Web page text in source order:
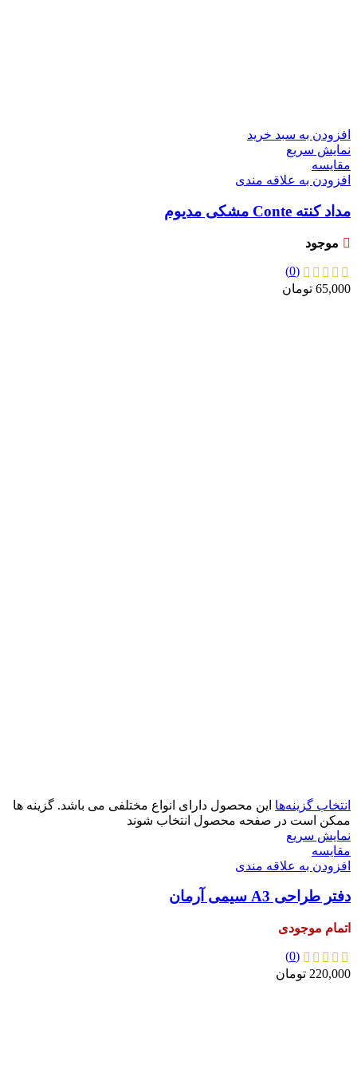
افزودن به سبد خرید
نمایش سریع
مقايسه
افزودن به علاقه مندی
مداد کنته Conte مشکی مدیوم
موجود
(0)
65,000 تومان
انتخاب گزینه‌ها این محصول دارای انواع مختلفی می باشد. گزینه ها
ممکن است در صفحه محصول انتخاب شوند
نمایش سریع
مقايسه
افزودن به علاقه مندی
دفتر طراحی A3 سیمی آرمان
اتمام موجودی
(0)
220,000 تومان